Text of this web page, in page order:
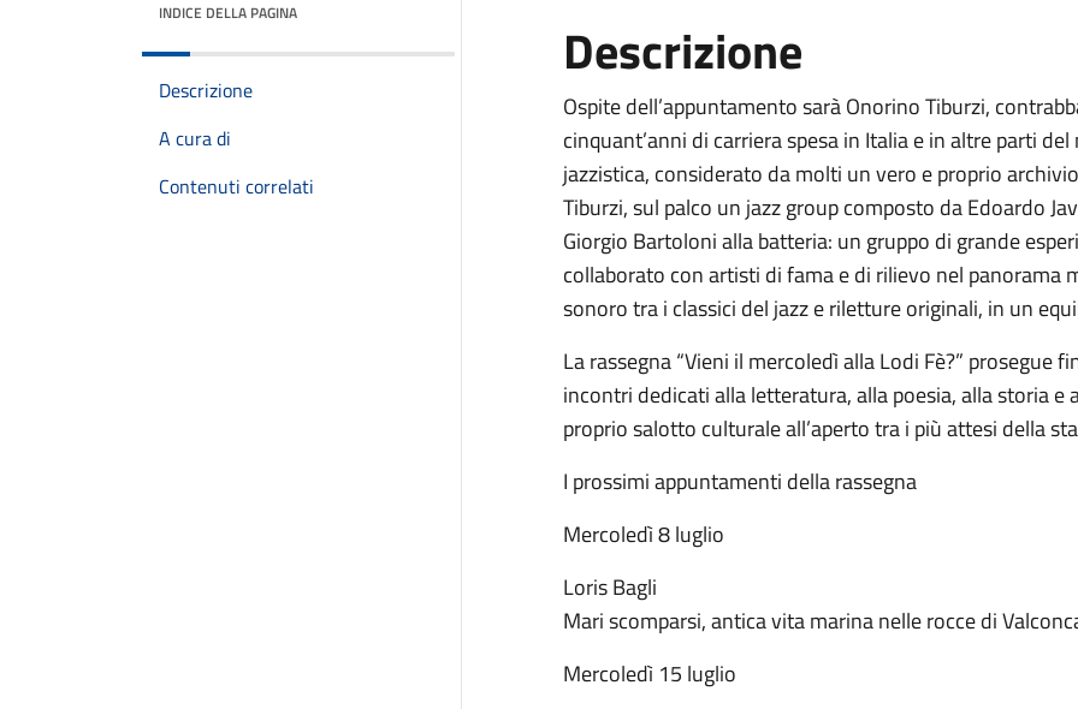
INDICE DELLA PAGINA
Descrizione
A cura di
Contenuti correlati
Descrizione
Ospite dell’appuntamento sarà Onorino Tiburzi,
cinquant’anni di carriera spesa in Italia e in altre parti
jazzistica, considerato da molti un vero e proprio
Tiburzi, sul palco un jazz group composto da Edoardo
Giorgio Bartoloni alla batteria: un gruppo di grande
collaborato con artisti di fama e di rilievo nel panorama
sonoro tra i classici del jazz e riletture originali, in un
La rassegna “Vieni il mercoledì alla Lodi Fè?” prosegue
incontri dedicati alla letteratura, alla poesia, alla storia
proprio salotto culturale all’aperto tra i più attesi della
I prossimi appuntamenti della rassegna
Mercoledì 8 luglio
Loris Bagli
Mari scomparsi, antica vita marina nelle rocce di
Mercoledì 15 luglio